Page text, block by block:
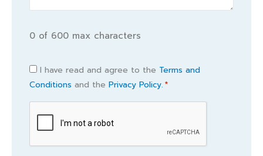
0 of 600 max characters
Consent
*
I have read and agree to the Terms and
Conditions and the Privacy Policy. *